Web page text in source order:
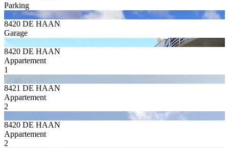
Parking
8420 DE HAAN
Garage
8420 DE HAAN
Appartement
1
8421 DE HAAN
Appartement
2
8420 DE HAAN
Appartement
2